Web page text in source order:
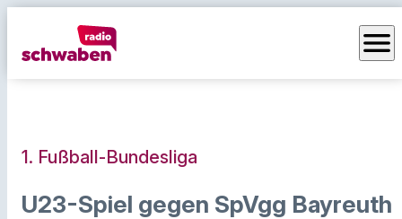
menu
1. Fußball-Bundesliga
U23-Spiel gegen SpVgg Bayreuth